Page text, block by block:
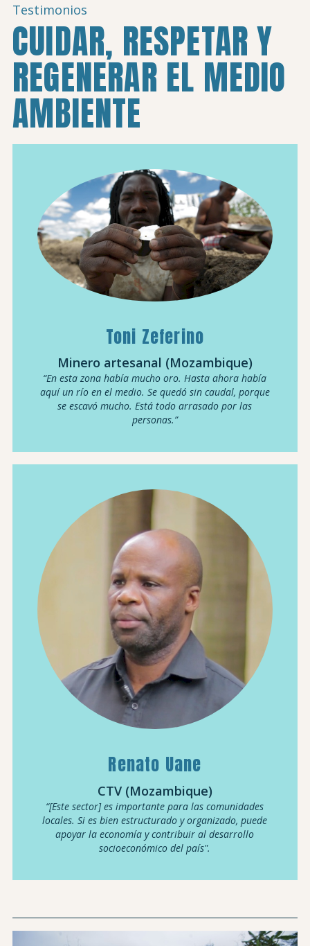
Testimonios
CUIDAR, RESPETAR Y
REGENERAR EL MEDIO
AMBIENTE
Toni Zeferino
Minero artesanal (Mozambique)
“En esta zona había mucho oro. Hasta ahora había
aquí un río en el medio. Se quedó sin caudal, porque
se escavó mucho. Está todo arrasado por las
personas.”
Renato Uane
CTV (Mozambique)
“[Este sector] es importante para las comunidades
locales. Si es bien estructurado y organizado, puede
apoyar la economía y contribuir al desarrollo
socioeconómico del país".